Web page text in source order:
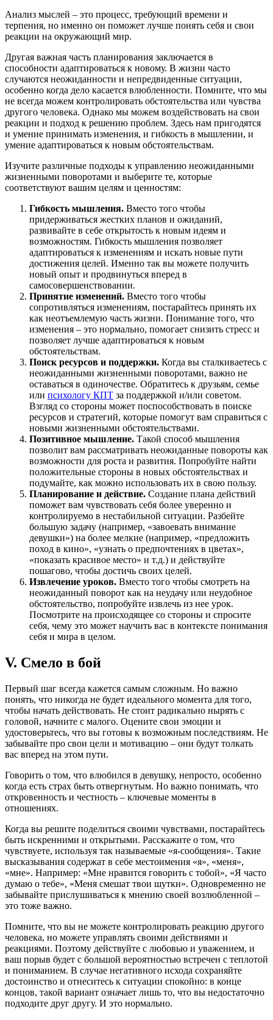
Анализ мыслей – это процесс, требующий времени и
терпения, но именно он поможет лучше понять себя и свои
реакции на окружающий мир.
Другая важная часть планирования заключается в
способности адаптироваться к новому. В жизни часто
случаются неожиданности и непредвиденные ситуации,
особенно когда дело касается влюбленности. Помните, что мы
не всегда можем контролировать обстоятельства или чувства
другого человека. Однако мы можем воздействовать на свои
реакции и подход к решению проблем. Здесь нам пригодятся
и умение принимать изменения, и гибкость в мышлении, и
умение адаптироваться к новым обстоятельствам.
Изучите различные подходы к управлению неожиданными
жизненными поворотами и выберите те, которые
соответствуют вашим целям и ценностям:
Гибкость мышления. Вместо того чтобы
придерживаться жестких планов и ожиданий,
развивайте в себе открытость к новым идеям и
возможностям. Гибкость мышления позволяет
адаптироваться к изменениям и искать новые пути
достижения целей. Именно так вы можете получить
новый опыт и продвинуться вперед в
самосовершенствовании.
Принятие изменений. Вместо того чтобы
сопротивляться изменениям, постарайтесь принять их
как неотъемлемую часть жизни. Понимание того, что
изменения – это нормально, помогает снизить стресс и
позволяет лучше адаптироваться к новым
обстоятельствам.
Поиск ресурсов и поддержки. Когда вы сталкиваетесь с
неожиданными жизненными поворотами, важно не
оставаться в одиночестве. Обратитесь к друзьям, семье
или психологу КПТ за поддержкой и/или советом.
Взгляд со стороны может поспособствовать в поиске
ресурсов и стратегий, которые помогут вам справиться с
новыми жизненными обстоятельствами.
Позитивное мышление. Такой способ мышления
позволит вам рассматривать неожиданные повороты как
возможности для роста и развития. Попробуйте найти
положительные стороны в новых обстоятельствах и
подумайте, как можно использовать их в свою пользу.
Планирование и действие. Создание плана действий
поможет вам чувствовать себя более уверенно и
контролируемо в нестабильной ситуации. Разбейте
большую задачу (например, «завоевать внимание
девушки») на более мелкие (например, «предложить
поход в кино», «узнать о предпочтениях в цветах»,
«показать красивое место» и т.д.) и действуйте
пошагово, чтобы достичь своих целей.
Извлечение уроков. Вместо того чтобы смотреть на
неожиданный поворот как на неудачу или неудобное
обстоятельство, попробуйте извлечь из нее урок.
Посмотрите на происходящее со стороны и спросите
себя, чему это может научить вас в контексте понимания
себя и мира в целом.
V. Смело в бой
Первый шаг всегда кажется самым сложным. Но важно
понять, что никогда не будет идеального момента для того,
чтобы начать действовать. Не стоит радикально нырять с
головой, начните с малого. Оцените свои эмоции и
удостоверьтесь, что вы готовы к возможным последствиям. Не
забывайте про свои цели и мотивацию – они будут толкать
вас вперед на этом пути.
Говорить о том, что влюбился в девушку, непросто, особенно
когда есть страх быть отвергнутым. Но важно понимать, что
откровенность и честность – ключевые моменты в
отношениях.
Когда вы решите поделиться своими чувствами, постарайтесь
быть искренними и открытыми. Расскажите о том, что
чувствуете, используя так называемые «я-сообщения». Такие
высказывания содержат в себе местоимения «я», «меня»,
«мне». Например: «Мне нравится говорить с тобой», «Я часто
думаю о тебе», «Меня смешат твои шутки». Одновременно не
забывайте прислушиваться к мнению своей возлюбленной –
это тоже важно.
Помните, что вы не можете контролировать реакцию другого
человека, но можете управлять своими действиями и
реакциями. Поэтому действуйте с любовью и уважением, и
ваш порыв будет с большой вероятностью встречен с теплотой
и пониманием. В случае негативного исхода сохраняйте
достоинство и отнеситесь к ситуации спокойно: в конце
концов, такой вариант означает лишь то, что вы недостаточно
подходите друг другу. И это нормально.